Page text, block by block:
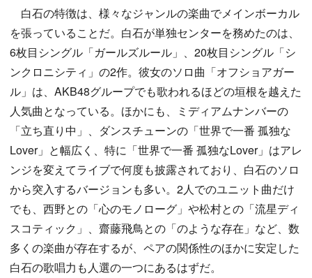
白石の特徴は、様々なジャンルの楽曲でメインボーカル
を張っていることだ。白石が単独センターを務めたのは、
6枚目シングル「ガールズルール」、20枚目シングル「シ
ンクロニシティ」の2作。彼女のソロ曲「オフショアガー
ル」は、AKB48グループでも歌われるほどの垣根を越えた
人気曲となっている。ほかにも、ミディアムナンバーの
「立ち直り中」、ダンスチューンの「世界で一番 孤独な
Lover」と幅広く、特に「世界で一番 孤独なLover」はアレ
ンジを変えてライブで何度も披露されており、白石のソロ
から突入するバージョンも多い。2人でのユニット曲だけ
でも、西野との「心のモノローグ」や松村との「流星ディ
スコティック」、齋藤飛鳥との「のような存在」など、数
多くの楽曲が存在するが、ペアの関係性のほかに安定した
白石の歌唱力も人選の一つにあるはずだ。